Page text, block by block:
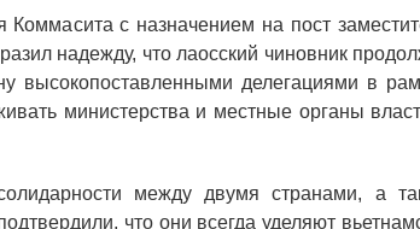
с назначением на пост
надежду, что лаосский чиновник
высокопоставленными делегациями в
министерства и местные органы
между двумя странами, а
что они всегда уделяют